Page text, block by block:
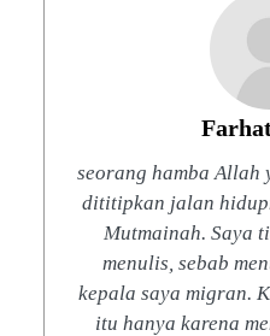
seorang hamba Allah
dititipkan jalan
Mutmainah. Saya
menulis, sebab
kepala saya migran.
itu hanya karena